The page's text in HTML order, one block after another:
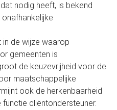
nodig heeft, is bekend
in de wijze waarop
gemeenten is
de keuzevrijheid voor de
maatschappelijke
ook de herkenbaarheid
cliëntondersteuner.